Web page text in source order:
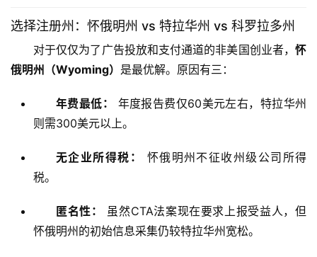
选择注册州：怀俄明州 vs 特拉华州 vs 科罗拉多州
对于仅仅为了广告投放和支付通道的非美国创业者， 怀
俄明州（Wyoming） 是最优解。原因有三：
年费最低：
年度报告费仅60美元左右，特拉华州
则需300美元以上。
无企业所得税：
怀俄明州不征收州级公司所得
税。
匿名性：
虽然CTA法案现在要求上报受益人，但
怀俄明州的初始信息采集仍较特拉华州宽松。